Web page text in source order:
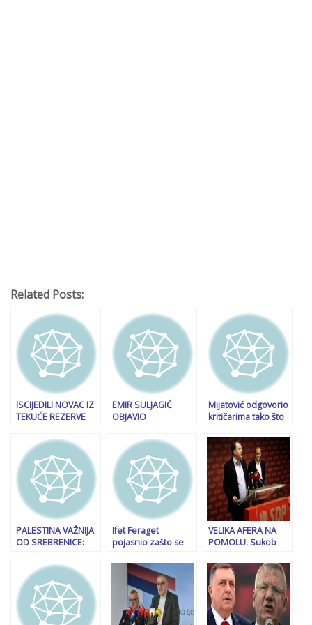
Related Posts:
ISCIJEDILI NOVAC IZ
TEKUĆE REZERVE
Čović, Čavara i Krišto
podijelili sredstva
na samom kraju
godine
EMIR SULJAGIĆ
OBJAVIO
“Zapad je tokom 90-
ih bio sve osim
neutralan, od BiH se
očekivalo da
ritualno izvrši
samo**istvo”
Mijatović odgovorio
kritičarima tako što
plaće i prihode
PALESTINA VAŽNIJA
OD SREBRENICE:
podigao buru
Ifet Feraget
pojasnio zašto se
protiv Dalide
Burzić… Ali istraga
ubistva i dalje traje
VELIKA AFERA NA
POMOLU: Sukob
Konjic, pozajmica za
Nikišćevu privatnu
firmu CTK, ali nema
posla bez
Grabovice